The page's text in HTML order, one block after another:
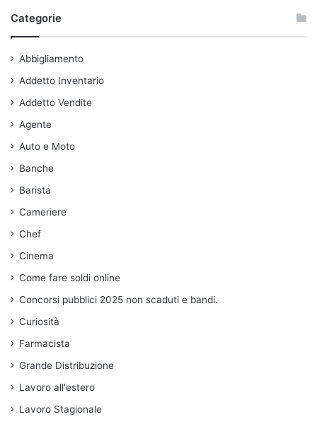
Categorie
Abbigliamento
Addetto Inventario
Addetto Vendite
Agente
Auto e Moto
Banche
Barista
Cameriere
Chef
Cinema
Come fare soldi online
Concorsi pubblici 2025 non scaduti e bandi.
Curiosità
Farmacista
Grande Distribuzione
Lavoro all'estero
Lavoro Stagionale